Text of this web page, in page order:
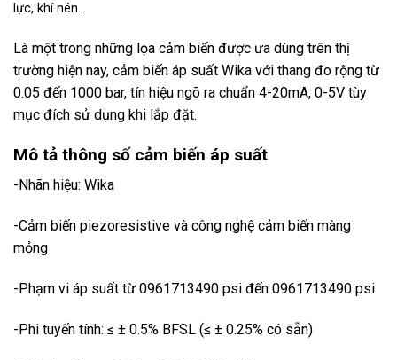
lực, khí nén…
Là một trong những lọa cảm biến được ưa dùng trên thị
trường hiện nay, cảm biến áp suất Wika với thang đo rộng từ
0.05 đến 1000 bar, tín hiệu ngõ ra chuẩn 4-20mA, 0-5V tùy
mục đích sử dụng khi lắp đặt.
Mô tả thông số cảm biến áp suất
-Nhãn hiệu: Wika
-Cảm biến piezoresistive và công nghệ cảm biến màng
mỏng
-Phạm vi áp suất từ 0961713490 psi đến 0961713490 psi
-Phi tuyến tính: ≤ ± 0.5% BFSL (≤ ± 0.25% có sẵn)